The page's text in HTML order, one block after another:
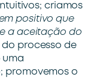
criamos
positivo que
a aceitação do
processo de
uma
promovemos o